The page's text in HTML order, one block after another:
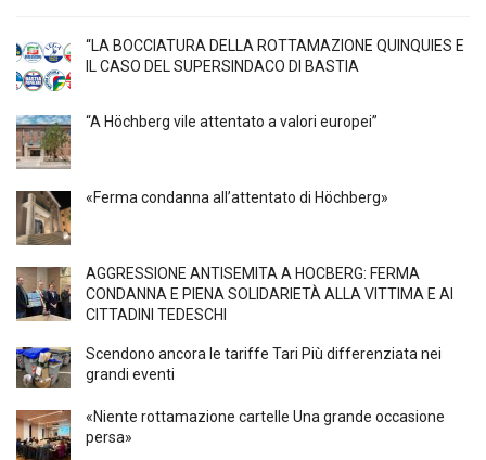
“LA BOCCIATURA DELLA ROTTAMAZIONE QUINQUIES E
IL CASO DEL SUPERSINDACO DI BASTIA
“A Höchberg vile attentato a valori europei”
«Ferma condanna all’attentato di Höchberg»
AGGRESSIONE ANTISEMITA A HÖCBERG: FERMA
CONDANNA E PIENA SOLIDARIETÀ ALLA VITTIMA E AI
CITTADINI TEDESCHI
Scendono ancora le tariffe Tari Più differenziata nei
grandi eventi
«Niente rottamazione cartelle Una grande occasione
persa»